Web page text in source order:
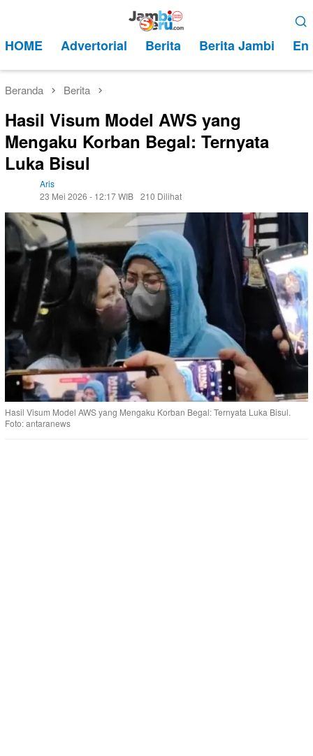
kontenMobile
HOME Advertorial Berita Berita Jambi
Beranda Berita
Hasil Visum Model AWS yang
Mengaku Korban Begal: Ternyata
Luka Bisul
Aris
23 Mei 2026 - 12:17 WIB 210 Dilihat
Hasil Visum Model AWS yang Mengaku Korban Begal: Ternyata Luka Bisul.
Foto: antaranews